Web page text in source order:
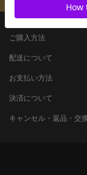
ご購入方法
配送について
お支払い方法
決済について
キャンセル・返品・交